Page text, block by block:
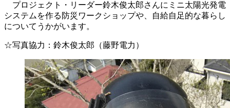
プロジェクト・リーダー鈴木俊太郎さんにミニ太陽光発電
システムを作る防災ワークショップや、自給自足的な暮らし
についてうかがいます。
☆写真協力：鈴木俊太郎（藤野電力）